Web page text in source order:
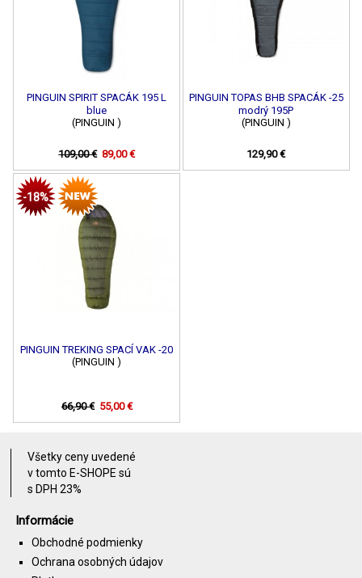
PINGUIN SPIRIT SPACÁK 195 L
blue
(PINGUIN )
109,00 € 89,00 €
PINGUIN TOPAS BHB SPACÁK -25
modrý 195P
(PINGUIN )
129,90 €
-18%
PINGUIN TREKING SPACÍ VAK -20
(PINGUIN )
66,90 € 55,00 €
Všetky ceny uvedené
v tomto E-SHOPE sú
s DPH 23%
Informácie
Obchodné podmienky
Ochrana osobných údajov